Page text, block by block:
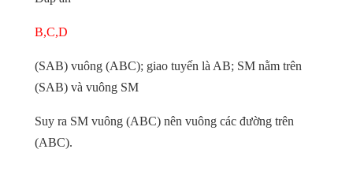
B,C,D
(SAB) vuông (ABC); giao tuyến là AB; SM nằm trên
(SAB) và vuông SM
Suy ra SM vuông (ABC) nên vuông các đường trên
(ABC).